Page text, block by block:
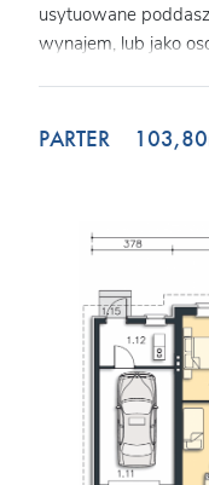
usytuowane
wynajem, lub jako
estetycznego
jednak bardzo
PARTER 103,80